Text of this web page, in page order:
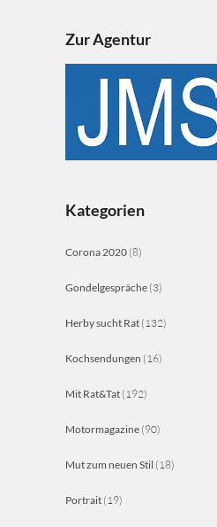
Zur Agentur
Kategorien
Corona 2020 (8)
Gondelgespräche (3)
Herby sucht Rat (132)
Kochsendungen (16)
Mit Rat&Tat (192)
Motormagazine (90)
Mut zum neuen Stil (18)
Portrait (19)